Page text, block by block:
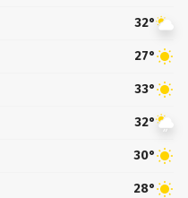
32°
27°
33°
32°
30°
28°